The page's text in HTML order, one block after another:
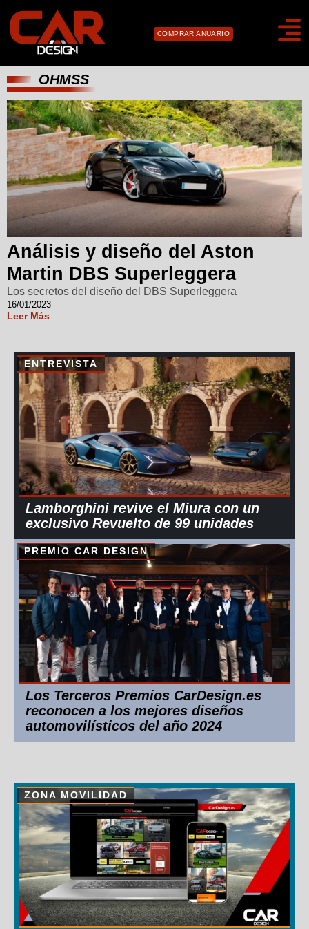
COMPRAR ANUARIO
OHMSS
Análisis y diseño del Aston
Martin DBS Superleggera
Los secretos del diseño del DBS Superleggera
16/01/2023
Leer Más
ENTREVISTA
Lamborghini revive el Miura con un
exclusivo Revuelto de 99 unidades
PREMIO CAR DESIGN
Los Terceros Premios CarDesign.es
reconocen a los mejores diseños
automovilísticos del año 2024
ZONA MOVILIDAD